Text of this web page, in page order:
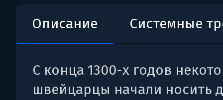
Описание Системные
С конца 1300-х годов
швейцарцы начали носить